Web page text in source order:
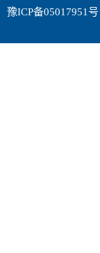
豫ICP备05017951号